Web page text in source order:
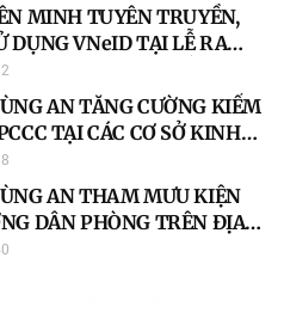
SỦNG LẢNG
MINH TUYÊN TRUYỀN,
DỤNG VNeID TẠI LỄ RA
HỘI PHỤ NỮ SỐ”
AN TĂNG CƯỜNG KIỂM
TẠI CÁC CƠ SỞ KINH
XE ĐIỆN
AN THAM MƯU KIỆN
DÂN PHÒNG TRÊN ĐỊA